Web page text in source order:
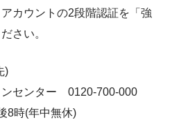
カウントの2段階認証を「強
さい。
)
ンセンター 0120-700-000
8時(年中無休)